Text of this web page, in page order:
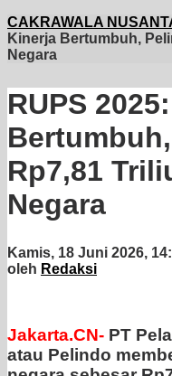
CAKRAWALA
Kinerja Bertumbuh,
Negara
RUPS
Rp7,81
Negara
Kamis, 18 Juni 2026,
oleh Redaksi
Jakarta.CN- PT
atau Pelindo